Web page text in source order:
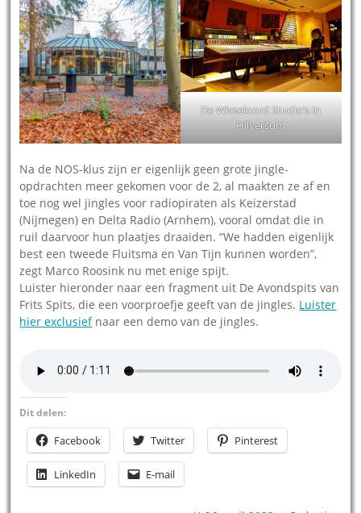
De Wisseloord Studio’s in
Hilversum
Na de NOS-klus zijn er eigenlijk geen grote jingle-
opdrachten meer gekomen voor de 2, al maakten ze af en
toe nog wel jingles voor radiopiraten als Keizerstad
(Nijmegen) en Delta Radio (Arnhem), vooral omdat die in
ruil daarvoor hun plaatjes draaiden. “We hadden eigenlijk
best een tweede Fluitsma en Van Tijn kunnen worden”,
zegt Marco Roosink nu met enige spijt.
Luister hieronder naar een fragment uit De Avondspits van
Frits Spits, die een voorproefje geeft van de jingles. Luister
hier exclusiefnaar een demo van de jingles.
Dit delen:
Facebook Twitter Pinterest
LinkedIn E-mail